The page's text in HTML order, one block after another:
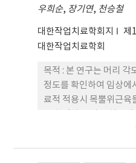
료가 수중에서 시행 될
Evjenth-Hamberg
Data were analyzed
independent t-test at
joint increased
stretching
baseline (p<.001).
of the hip joint
Evjenth-Hamberg
우희순, 장기연, 천승철
대한작업치료학회지 제
대한작업치료학회
목적 : 본 연구는 머리 각
정도를 확인하여 임상에
료적 적용시 목뿔위근육
다. 연구 방법 : 대전광